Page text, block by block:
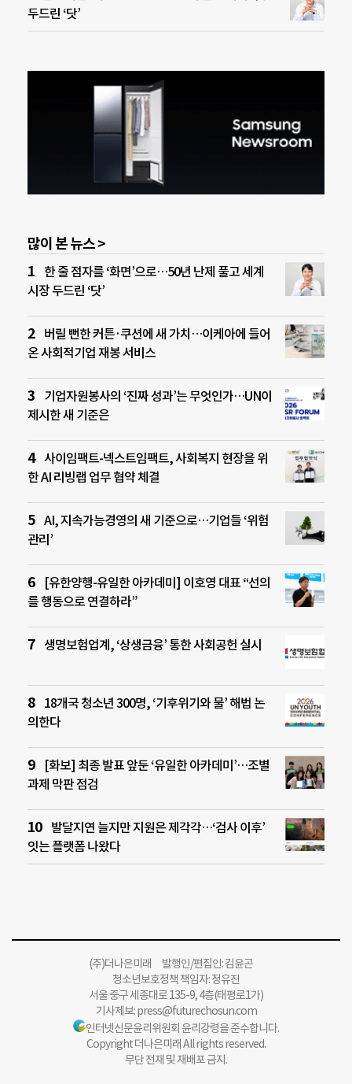
두드린 ‘닷’
많이 본 뉴스 >
한 줄 점자를 ‘화면’으로…50년 난제 풀고 세계
시장 두드린 ‘닷’
버릴 뻔한 커튼·쿠션에 새 가치…이케아에 들어
온 사회적기업 재봉 서비스
기업자원봉사의 ‘진짜 성과’는 무엇인가…UN이
제시한 새 기준은
사이임팩트-넥스트임팩트, 사회복지 현장을 위
한 AI 리빙랩 업무 협약 체결
AI, 지속가능경영의 새 기준으로…기업들 ‘위험
관리’
[유한양행-유일한 아카데미] 이호영 대표 “선의
를 행동으로 연결하라”
생명보험업계, ‘상생금융’ 통한 사회공헌 실시
18개국 청소년 300명, ‘기후위기와 물’ 해법 논
의한다
[화보] 최종 발표 앞둔 ‘유일한 아카데미’…조별
과제 막판 점검
발달지연 늘지만 지원은 제각각…‘검사 이후’
잇는 플랫폼 나왔다
(주)더나은미래 발행인/편집인: 김윤곤
청소년보호정책 책임자: 정유진
서울 중구 세종대로 135-9, 4층(태평로1가)
기사제보:press@futurechosun.com
인터넷신문윤리위원회 윤리강령을 준수합니다.
Copyright 더나은미래 All rights reserved.
무단 전재 및 재배포 금지.